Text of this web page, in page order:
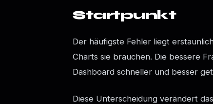
Startpunkt
Der häufigste Fehler liegt
Charts sie brauchen. Die bessere
Dashboard schneller und besser
Diese Unterscheidung verändert